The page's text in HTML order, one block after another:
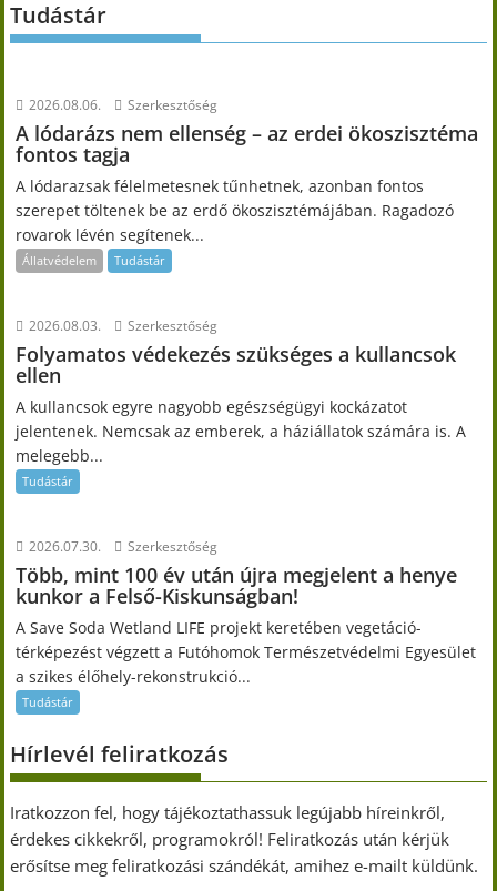
Tudástár
2026.08.06. Szerkesztőség
A lódarázs nem ellenség – az erdei ökoszisztéma
fontos tagja
A lódarazsak félelmetesnek tűnhetnek, azonban fontos
szerepet töltenek be az erdő ökoszisztémájában. Ragadozó
rovarok lévén segítenek...
Állatvédelem Tudástár
2026.08.03. Szerkesztőség
Folyamatos védekezés szükséges a kullancsok
ellen
A kullancsok egyre nagyobb egészségügyi kockázatot
jelentenek. Nemcsak az emberek, a háziállatok számára is. A
melegebb...
Tudástár
2026.07.30. Szerkesztőség
Több, mint 100 év után újra megjelent a henye
kunkor a Felső-Kiskunságban!
A Save Soda Wetland LIFE projekt keretében vegetáció-
térképezést végzett a Futóhomok Természetvédelmi Egyesület
a szikes élőhely-rekonstrukció...
Tudástár
Hírlevél feliratkozás
Iratkozzon fel, hogy tájékoztathassuk legújabb híreinkről,
érdekes cikkekről, programokról! Feliratkozás után kérjük
erősítse meg feliratkozási szándékát, amihez e-mailt küldünk.